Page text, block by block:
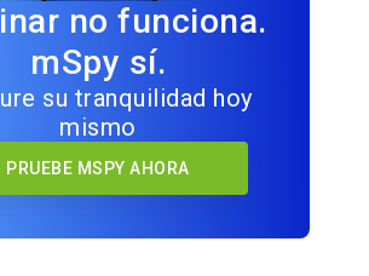
no funciona.
mSpy sí.
su tranquilidad hoy
mismo
PRUEBE MSPY AHORA